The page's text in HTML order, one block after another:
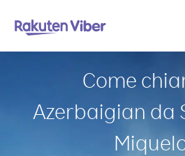
Come
Azerbaigian da